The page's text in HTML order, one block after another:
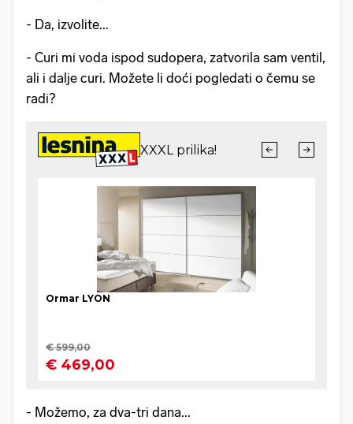
- Da, izvolite...
- Curi mi voda ispod sudopera, zatvorila sam ventil,
ali i dalje curi. Možete li doći pogledati o čemu se
radi?
- Možemo, za dva-tri dana...